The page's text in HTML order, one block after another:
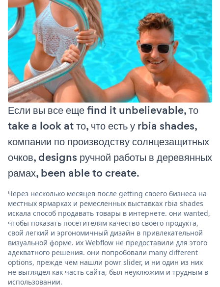
Если вы все еще find it unbelievable, то
take a look at то, что есть у rbia shades,
компании по производству солнцезащитных
очков, designs ручной работы в деревянных
рамах, been able to create.
Через несколько месяцев после getting своего бизнеса на
местных ярмарках и ремесленных выставках rbia shades
искала способ продавать товары в интернете. они wanted,
чтобы показать посетителям качество своего продукта,
свой легкий и эргономичный дизайн в привлекательной
визуальной форме. их Webflow не предоставили для этого
адекватного решения. они попробовали many different
options, прежде чем нашли powr slider, и ни один из них
не выглядел как часть сайта, был неуклюжим и трудным в
использовании.